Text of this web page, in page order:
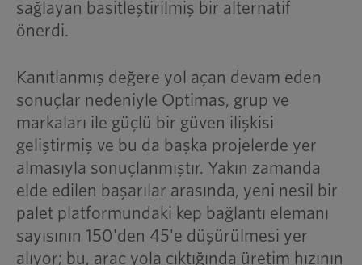
sağlayan basitleştirilmiş bir alternatif
önerdi.
Kanıtlanmış değere yol açan devam eden
sonuçlar nedeniyle Optimas, grup ve
markaları ile güçlü bir güven ilişkisi
geliştirmiş ve bu da başka projelerde yer
almasıyla sonuçlanmıştır. Yakın zamanda
elde edilen başarılar arasında, yeni nesil bir
palet platformundaki kep bağlantı elemanı
sayısının 150'den 45'e düşürülmesi yer
alıyor; bu, araç yola çıktığında üretim hızının